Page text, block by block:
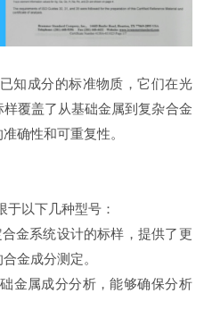
知成分的标准物质，它们在光
覆盖了从基础金属到复杂合金
确性和可重复性。
于以下几种型号：
金系统设计的标样，提供了更
金成分测定。
金属成分分析，能够确保分析